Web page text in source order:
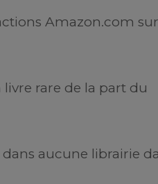
Amazon.com sur
rare de la part du
aucune librairie